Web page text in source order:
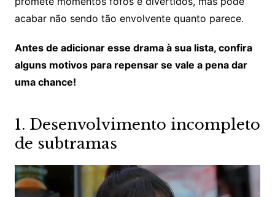
acabar não sendo tão envolvente quanto parece.
Antes de adicionar esse drama à sua lista, confira
alguns motivos para repensar se vale a pena dar
uma chance!
1. Desenvolvimento incompleto
de subtramas